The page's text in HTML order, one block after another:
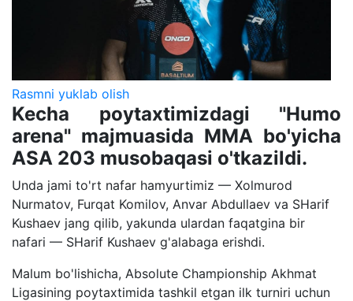
Rasmni yuklab olish
Kecha poytaxtimizdagi "Humo
arena" majmuasida MMA bo'yicha
ASA 203 musobaqasi o'tkazildi.
Unda jami to'rt nafar hamyurtimiz — Xolmurod
Nurmatov, Furqat Komilov, Anvar Abdullaev va SHarif
Kushaev jang qilib, yakunda ulardan faqatgina bir
nafari — SHarif Kushaev g'alabaga erishdi.
Malum bo'lishicha, Absolute Championship Akhmat
Ligasining poytaxtimida tashkil etgan ilk turniri uchun